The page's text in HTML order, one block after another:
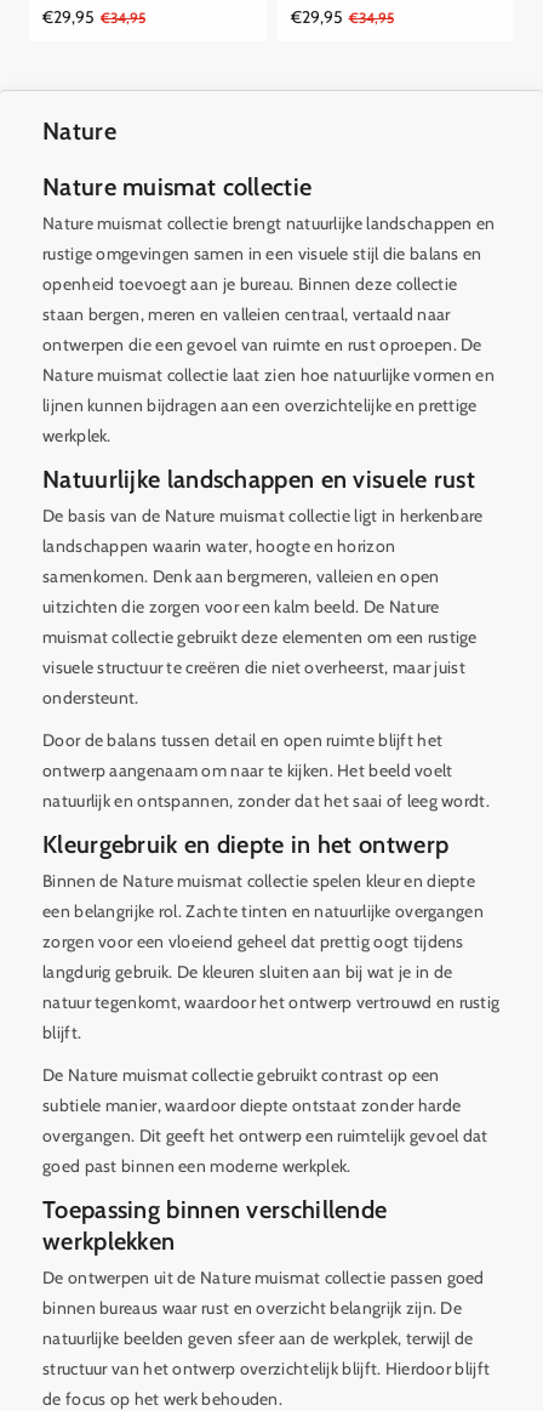
Aanbiedingsprijs
€29,95
Reguliere€34,95
Aanbiedingsprijs
€29,95
Reguliere€34,95
Nature
Nature muismat collectie
Nature muismat collectie brengt natuurlijke landschappen en
rustige omgevingen samen in een visuele stijl die balans en
openheid toevoegt aan je bureau. Binnen deze collectie
staan bergen, meren en valleien centraal, vertaald naar
ontwerpen die een gevoel van ruimte en rust oproepen. De
Nature muismat collectie laat zien hoe natuurlijke vormen en
lijnen kunnen bijdragen aan een overzichtelijke en prettige
werkplek.
Natuurlijke landschappen en visuele rust
De basis van de Nature muismat collectie ligt in herkenbare
landschappen waarin water, hoogte en horizon
samenkomen. Denk aan bergmeren, valleien en open
uitzichten die zorgen voor een kalm beeld. De Nature
muismat collectie gebruikt deze elementen om een rustige
visuele structuur te creëren die niet overheerst, maar juist
ondersteunt.
Door de balans tussen detail en open ruimte blijft het
ontwerp aangenaam om naar te kijken. Het beeld voelt
natuurlijk en ontspannen, zonder dat het saai of leeg wordt.
Kleurgebruik en diepte in het ontwerp
Binnen de Nature muismat collectie spelen kleur en diepte
een belangrijke rol. Zachte tinten en natuurlijke overgangen
zorgen voor een vloeiend geheel dat prettig oogt tijdens
langdurig gebruik. De kleuren sluiten aan bij wat je in de
natuur tegenkomt, waardoor het ontwerp vertrouwd en rustig
blijft.
De Nature muismat collectie gebruikt contrast op een
subtiele manier, waardoor diepte ontstaat zonder harde
overgangen. Dit geeft het ontwerp een ruimtelijk gevoel dat
goed past binnen een moderne werkplek.
Toepassing binnen verschillende
werkplekken
De ontwerpen uit de Nature muismat collectie passen goed
binnen bureaus waar rust en overzicht belangrijk zijn. De
natuurlijke beelden geven sfeer aan de werkplek, terwijl de
structuur van het ontwerp overzichtelijk blijft. Hierdoor blijft
de focus op het werk behouden.